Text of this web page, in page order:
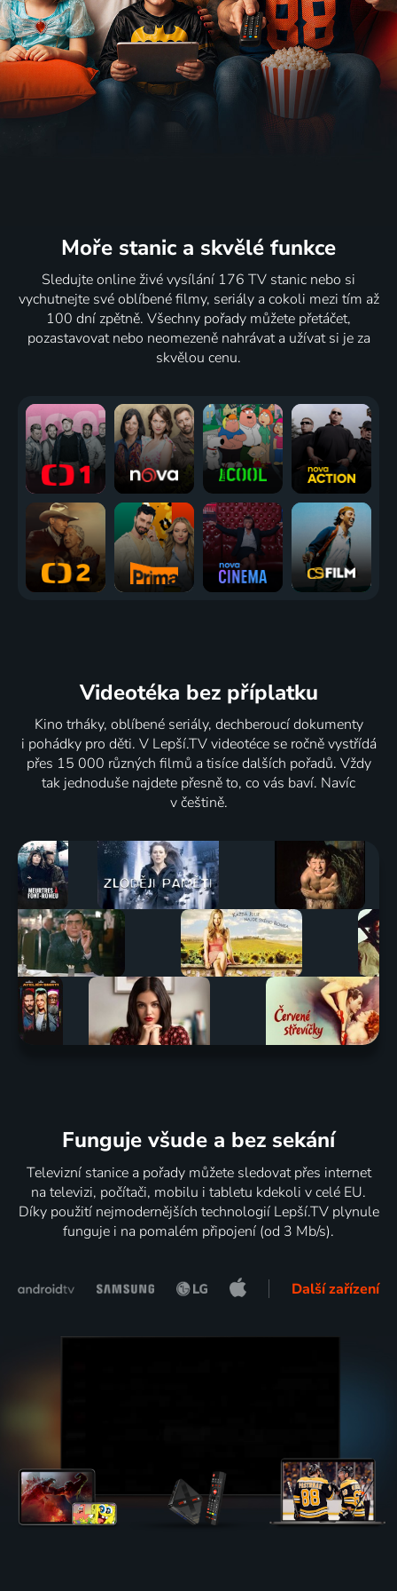
žraloků
Příroda
horizonty
Afriky
Příroda
zvířecí
přátelství
2020 | Velká Británie | Příroda
hlubin
Příroda
2 díly 4 díly 3 díly 4 díly
Potáplice:
Křik z
mlhy
Král
žraloků:
Souboj
pohlaví
3 díly
Divocí
nájezdníci
Příroda
3 díly
Divoká
Latinská
Amerika
Nová
mláďata v
divočině
Příroda
Podivní,
divocí a
krásní
Příroda
Divoké
ostrovy
Irska s
Eoinem
Warnerem
Příroda
Tajný život
koal
2016 | USA | Příroda
6 dílů
Příroda
6 dílů
Moře stanic a skvělé funkce
Sledujte online živé vysílání 176 TV stanic nebo si
vychutnejte své oblíbené filmy, seriály a cokoli mezi tím až
100 dní zpětně. Všechny pořady můžete přetáčet,
pozastavovat nebo neomezeně nahrávat a užívat si je za
skvělou cenu.
Videotéka bez příplatku
Kino trháky, oblíbené seriály, dechberoucí dokumenty
i pohádky pro děti. V Lepší.TV videotéce se ročně vystřídá
přes 15 000 různých filmů a tisíce dalších pořadů. Vždy
tak jednoduše najdete přesně to, co vás baví. Navíc
v češtině.
Funguje všude a bez sekání
Televizní stanice a pořady můžete sledovat přes internet
na televizi, počítači, mobilu i tabletu kdekoli v celé EU.
Díky použití nejmodernějších technologií Lepší.TV plynule
funguje i na pomalém připojení (od 3 Mb/s).
Další zařízení